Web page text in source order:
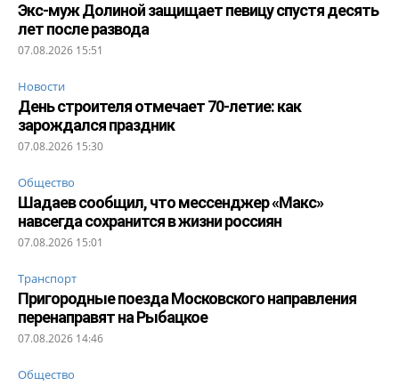
Экс-муж Долиной защищает певицу спустя десять
лет после развода
07.08.2026 15:51
Новости
День строителя отмечает 70-летие: как
зарождался праздник
07.08.2026 15:30
Общество
Шадаев сообщил, что мессенджер «Макс»
навсегда сохранится в жизни россиян
07.08.2026 15:01
Транспорт
Пригородные поезда Московского направления
перенаправят на Рыбацкое
07.08.2026 14:46
Общество